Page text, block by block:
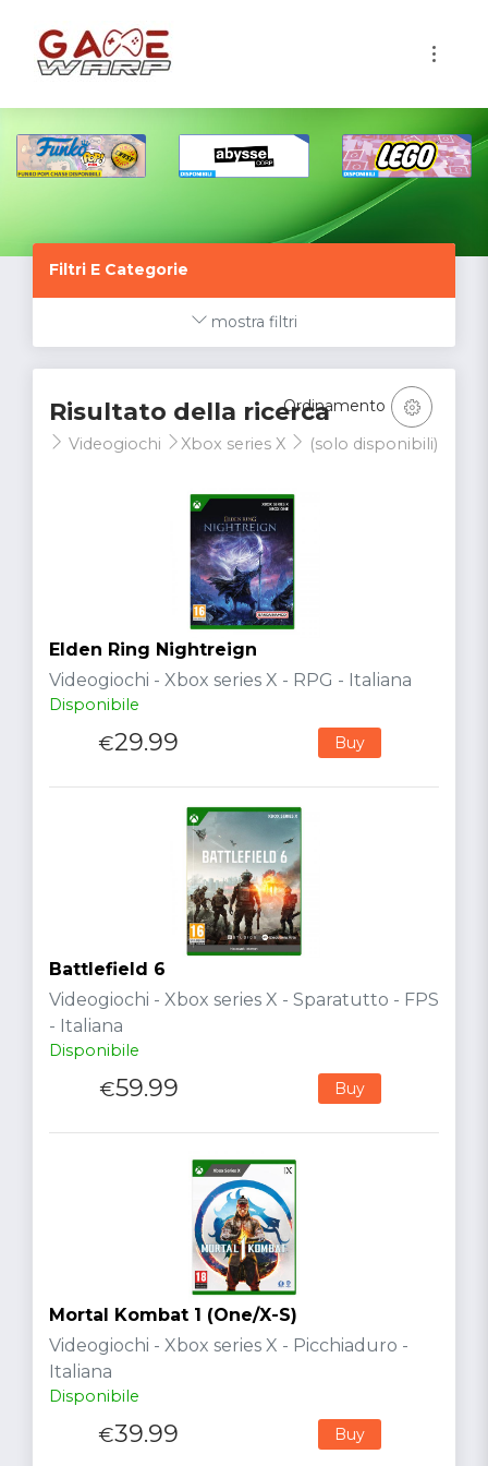
Filtri E Categorie
mostra filtri
Risultato della ricerca
Videogiochi Xbox series X (solo disponibili)
Ordinamento
Elden Ring Nightreign
Videogiochi - Xbox series X - RPG - Italiana
Disponibile
€29.99 Buy
Battlefield 6
Videogiochi - Xbox series X - Sparatutto - FPS
- Italiana
Disponibile
€59.99 Buy
Mortal Kombat 1 (One/X-S)
Videogiochi - Xbox series X - Picchiaduro -
Italiana
Disponibile
€39.99 Buy